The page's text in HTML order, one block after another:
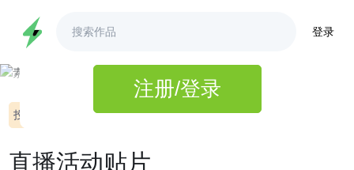
登录
3秒完成注册,即可查看高清大图
注册/登录
投诉 ID:951009
直播活动贴片